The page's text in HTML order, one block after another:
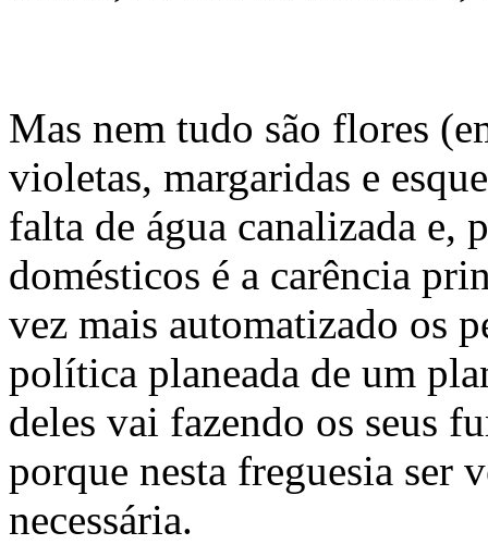
Mas nem tudo são flores
violetas, margaridas e
falta de água canalizada e,
domésticos é a carência
vez mais automatizado os
política planeada de um
deles vai fazendo os seus
porque nesta freguesia ser
necessária.